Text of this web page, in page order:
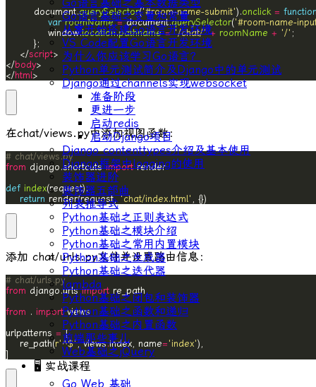
Go语言基础之变量和常量
从零开始搭建Go语言开发环境
VS Code配置Go语言开发环境
为什么你应该学习Go语言？
Python单元测试简介及Django中的单元测试
Django通过channels实现websocket
准备阶段
更进一步
启动redis
启动Django项目
Django contenttypes介绍及基本使用
Django框架中logging的使用
装饰器进阶
装饰器五部曲
列表推导式
Python基础之正则表达式
Python基础之模块介绍
Python基础之常用内置模块
Python基础之生成器
Python基础之迭代器
lambda
Python基础之闭包和装饰器
Python基础之函数和递归
Python基础之内置函数
前端那些事儿
Web基础之jQuery
🖥 实战课程
Go Web 基础
        document.
querySelector('#room-name-submit').onclick =
var roomName = document.querySelector('#room-name-
            window.
location.pathname = '/chat/' + roomName + '/'
    </
script
</body
</html>
在chat/views.py中添加视图函数：
# chat/views.py
from django.shortcuts import
def index
return render(request, 'chat/index.html' , {})
添加 chat/urls.py文件并设置路由信息：
# chat/urls.py
from django.urls import
from . import
urlpatterns =
    re_path(
r'^$', views.index, name= 'index'
]